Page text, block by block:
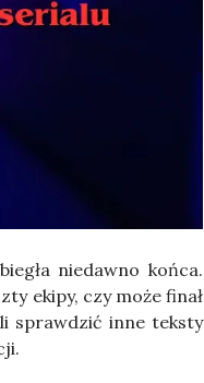
nie­daw­no koń­ca.
eki­py, czy może finał
spraw­dzić inne tek­sty